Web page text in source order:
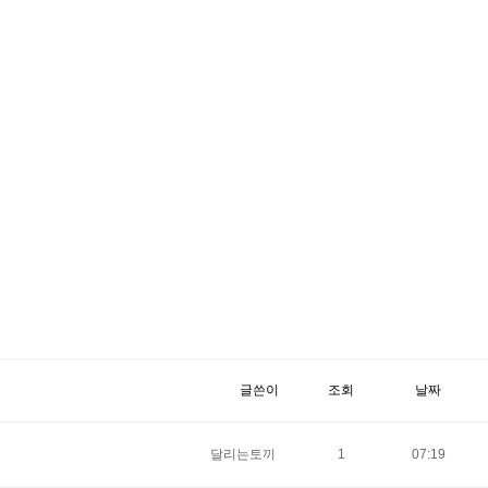
글쓴이 조회 날짜
달리는토끼 1 07:19